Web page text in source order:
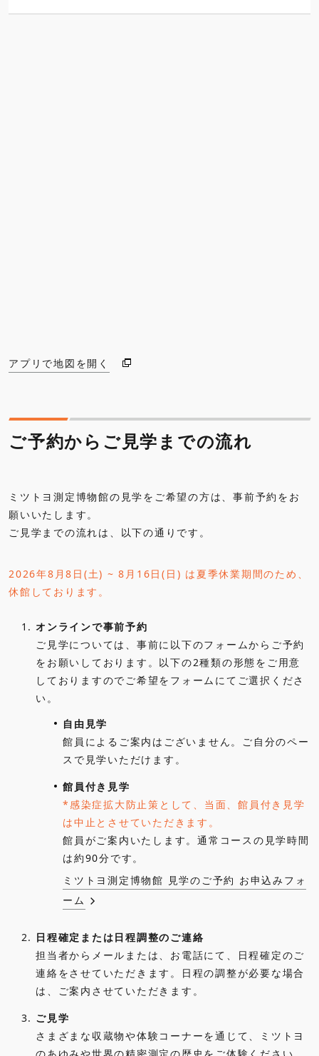
アプリで地図を開く
ご予約からご見学までの流れ
ミツトヨ測定博物館の見学をご希望の方は、事前予約をお
願いいたします。
ご見学までの流れは、以下の通りです。
2026年8月8日(土) ~ 8月16日(日) は夏季休業期間のため、
休館しております。
1. オンラインで事前予約
ご見学については、事前に以下のフォームからご予約
をお願いしております。以下の2種類の形態をご用意
しておりますのでご希望をフォームにてご選択くださ
い。
自由見学
館員によるご案内はございません。ご自分のペー
スで見学いただけます。
館員付き見学
*感染症拡大防止策として、当面、館員付き見学
は中止とさせていただきます。
館員がご案内いたします。通常コースの見学時間
は約90分です。
ミツトヨ測定博物館 見学のご予約 お申込みフォ
ーム
2. 日程確定または日程調整のご連絡
担当者からメールまたは、お電話にて、日程確定のご
連絡をさせていただきます。日程の調整が必要な場合
は、ご案内させていただきます。
3. ご見学
さまざまな収蔵物や体験コーナーを通じて、ミツトヨ